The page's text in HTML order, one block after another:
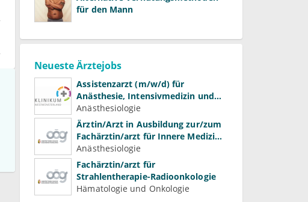
für den Mann
Neueste Ärztejobs
Assistenzarzt (m/w/d) für
Anästhesie, Intensivmedizin und
Schmerztherapie
Anästhesiologie
Ärztin/Arzt in Ausbildung zur/zum
Fachärztin/arzt für Innere Medizin
(Kardiologie, Nephrologie,
Intensivmedizin)
Anästhesiologie
Fachärztin/arzt für
Strahlentherapie-Radioonkologie
Hämatologie und Onkologie